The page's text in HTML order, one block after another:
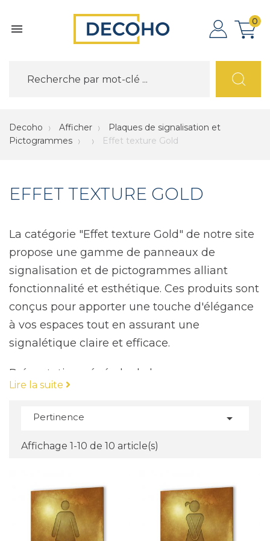

0
Decoho Afficher
Plaques de signalisation et
Pictogrammes
Effet texture Gold
EFFET TEXTURE GOLD
La catégorie "Effet texture Gold" de notre site
propose une gamme de panneaux de
signalisation et de pictogrammes alliant
fonctionnalité et esthétique. Ces produits sont
conçus pour apporter une touche d'élégance
à vos espaces tout en assurant une
signalétique claire et efficace.
Présentation générale de la gamme
Nos panneaux de signalisation "Effet texture
moderne. Ils sont fabriqués en aluminium
composé de deux fines couches d'aluminium
entourant un noyau en polyéthylène, offrant
ainsi une résistance accrue aux intempéries,
Lire la suite
Pertinence 
Affichage 1-10 de 10 article(s)